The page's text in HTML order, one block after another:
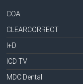
COA
CLEARCORRECT
I+D
ICD TV
MDC Dental